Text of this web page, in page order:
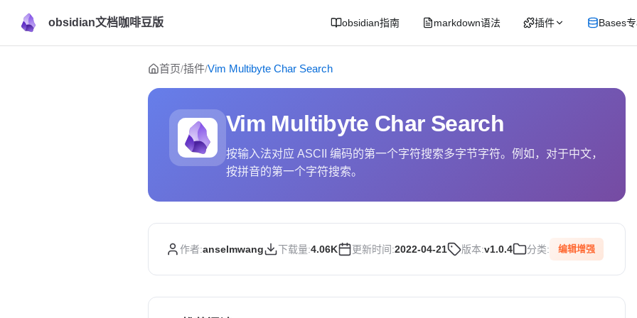
obsidian文档咖啡豆版 obsidian指南 markdown语法 插件 Bases
Skip to content
首页/插件/Vim Multibyte Char Search
Vim Multibyte Char Search
按输入法对应 ASCII 编码的第一个字符搜索多字节字符。例如，对于中文，
按拼音的第一个字符搜索。
作者:anselmwang 下载量:4.06K 更新时间:2022-04-21 版本:v1.0.4 分类: 编辑增强